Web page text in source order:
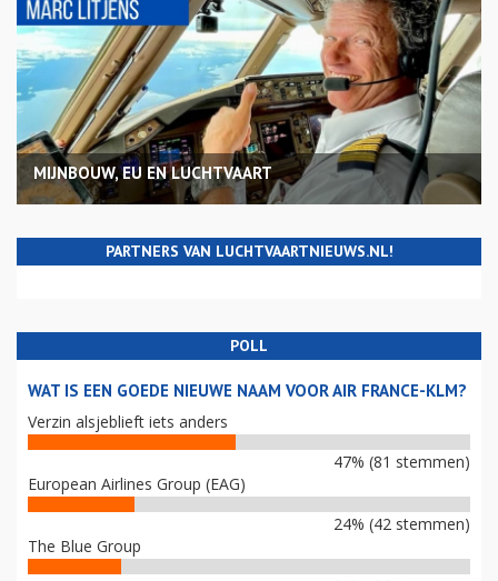
MIJNBOUW, EU EN LUCHTVAART
PARTNERS VAN LUCHTVAARTNIEUWS.NL!
POLL
WAT IS EEN GOEDE NIEUWE NAAM VOOR AIR FRANCE-KLM?
Verzin alsjeblieft iets anders
47% (81 stemmen)
European Airlines Group (EAG)
24% (42 stemmen)
The Blue Group